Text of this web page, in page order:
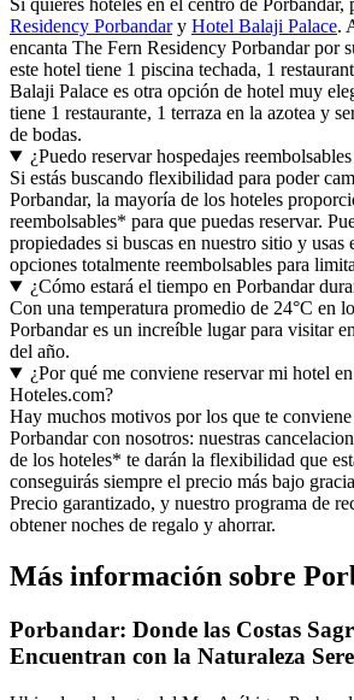
Si quieres hoteles en el centro de Porbandar,
Residency Porbandary Hotel Balaji Palace.
encanta The Fern Residency Porbandar por
este hotel tiene 1 piscina techada, 1
Balaji Palace es otra opción de hotel muy
tiene 1 restaurante, 1 terraza en la azotea y
de bodas.
¿Puedo reservar hospedajes
Si estás buscando flexibilidad para poder
Porbandar, la mayoría de los hoteles
reembolsables* para que puedas reservar.
propiedades si buscas en nuestro sitio y
opciones totalmente reembolsables para
¿Cómo estará el tiempo en Porbandar
Con una temperatura promedio de 24°C en
Porbandar es un increíble lugar para visitar
del año.
¿Por qué me conviene reservar mi hotel
Hoteles.com?
Hay muchos motivos por los que te
Porbandar con nosotros: nuestras
de los hoteles* te darán la flexibilidad que
conseguirás siempre el precio más bajo
Precio garantizado, y nuestro programa de
obtener noches de regalo y ahorrar.
Más información sobre
Porbandar: Donde las Costas
Encuentran con la Naturaleza